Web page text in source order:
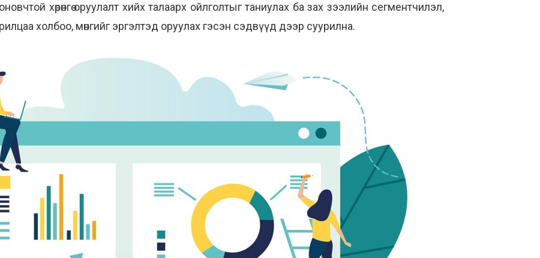
хөрөнгө оруулалт хийх талаарх ойлголтыг таниулах ба зах зээлийн сегментчилэл,
холбоо, мөнгийг эргэлтэд оруулах гэсэн сэдвүүд дээр суурилна.